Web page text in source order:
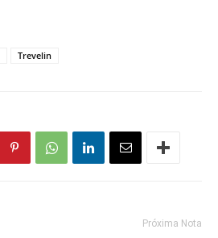
Trevelin
Próxima Nota